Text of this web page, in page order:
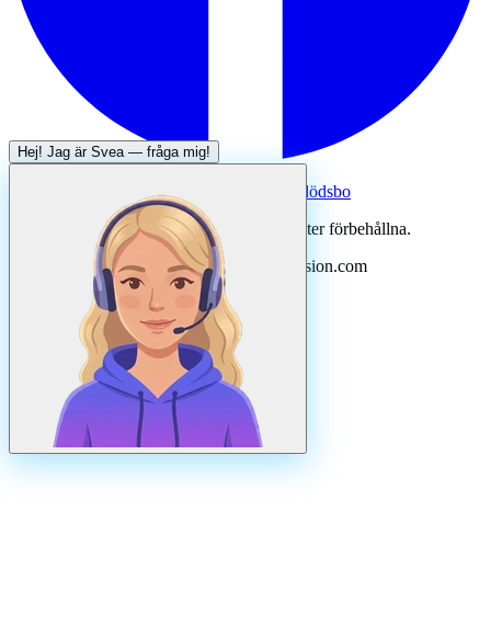
Dödsboofferter — hjälp med dödsbo
Svenska Hantverkare. Alla rättigheter förbehållna.
Uppdateradaugusti 2026· Drivs av N3ovision.com
Hej! Jag är Svea — fråga mig!